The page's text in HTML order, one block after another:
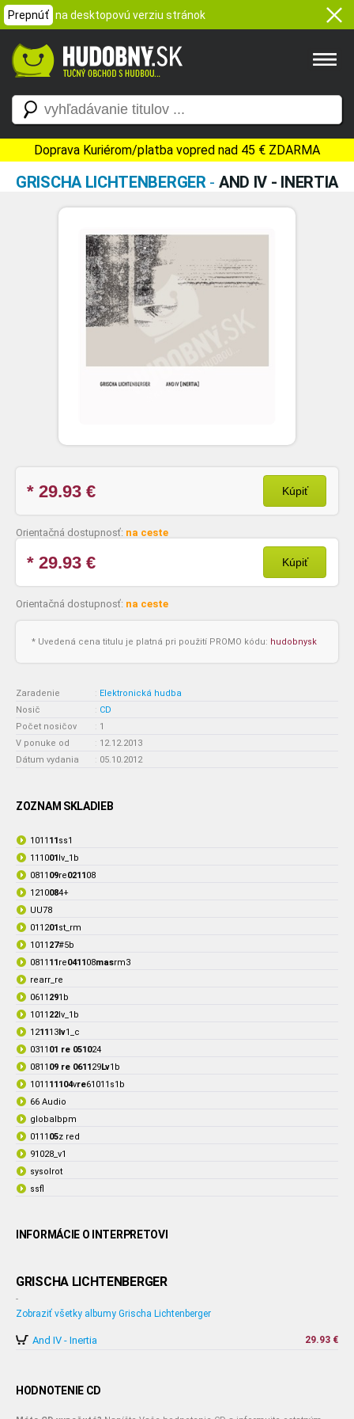
Prepnúť na desktopovú verziu stránok
Doprava Kuriérom/platba vopred nad 45 € ZDARMA
GRISCHA LICHTENBERGER- AND IV - INERTIA
* 29.93 € Kúpiť
Orientačná dostupnosť: na ceste
* 29.93 € Kúpiť
Orientačná dostupnosť: na ceste
* Uvedená cena titulu je platná pri použití PROMO kódu: hudobnysk
Zaradenie : Elektronická hudba
Nosič
: CD
Počet nosičov
: 1
V ponuke od
: 12.12.2013
Dátum vydania
: 05.10.2012
ZOZNAM SKLADIEB
1011 11ss1
111001lv_1b
0811 09re021108
1210084+
UU78
011201st_rm
1011 27#5b
0811 11re041108masrm3
rearr_re
0611 291b
1011 22lv_1b
121113lv1_c
0311 01 re 051024
0811 09 re 061129Lv1b
1011 11104vre61011s1b
66 Audio
globalbpm
0111 05z red
91028_v1
sysolrot
ssfl
INFORMÁCIE O INTERPRETOVI
GRISCHA LICHTENBERGER
-
Zobraziť všetky albumy Grischa Lichtenberger
And IV - Inertia 29.93 €
HODNOTENIE CD